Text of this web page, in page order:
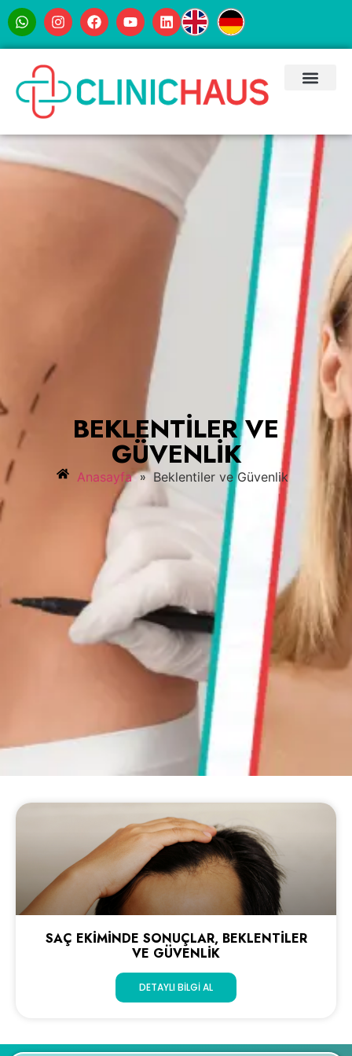
BEKLENTILER VE
GÜVENLIK
Anasayfa » Beklentiler ve Güvenlik
SAÇ EKIMINDE SONUÇLAR, BEKLENTILER
VE GÜVENLIK
DETAYLI BILGI AL